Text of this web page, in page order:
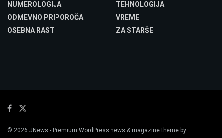
NUMEROLOGIJA
ODMEVNO PRIPOROČA
OSEBNA RAST
TEHNOLOGIJA
VREME
ZA STARŠE
© 2026 JNews - Premium WordPress news & magazine theme by